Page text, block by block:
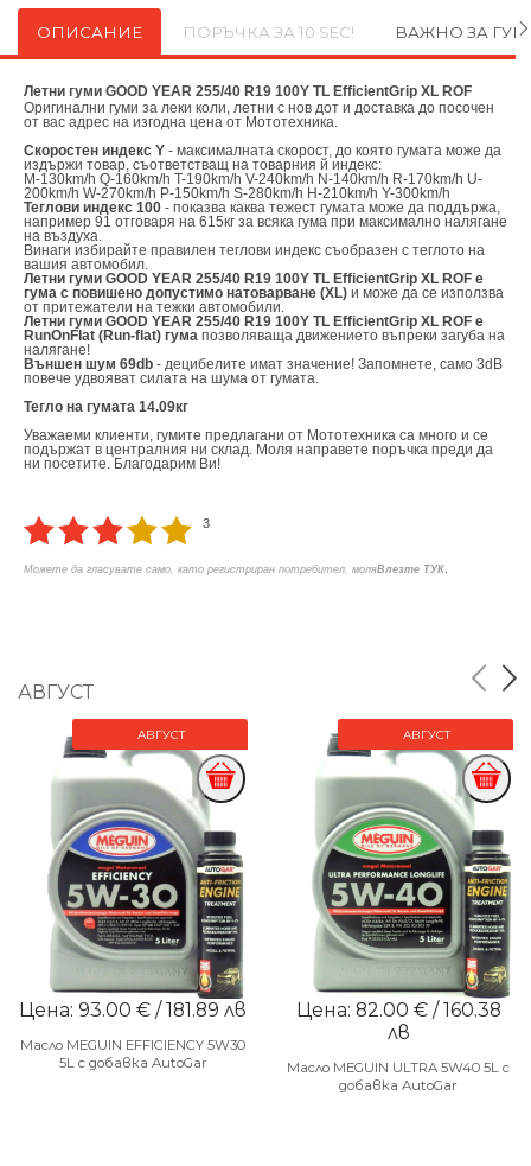
ОПИСАНИЕ ПОРЪЧКА ЗА 10 SEC! ВАЖНО ЗА
Летни гуми GOOD YEAR 255/40 R19 100Y TL EfficientGrip XL ROF
Оригинални гуми за леки коли, летни с нов дот и доставка до посочен
от вас адрес на изгодна цена от Мототехника.
Скоростен индекс Y - максималната скорост, до която гумата може да
издържи товар, съответстващ на товарния й индекс:
M-130km/h Q-160km/h T-190km/h V-240km/h N-140km/h R-170km/h U-
200km/h W-270km/h P-150km/h S-280km/h H-210km/h Y-300km/h
Теглови индекс 100 - показва каква тежест гумата може да поддържа,
например 91 отговаря на 615кг за всяка гума при максимално налягане
на въздуха.
Винаги избирайте правилен теглови индекс съобразен с теглото на
вашия автомобил.
Летни гуми GOOD YEAR 255/40 R19 100Y TL EfficientGrip XL ROF е
гума с повишено допустимо натоварване (XL) и може да се използва
от притежатели на тежки автомобили.
Летни гуми GOOD YEAR 255/40 R19 100Y TL EfficientGrip XL ROF е
RunOnFlat (Run-flat) гума позволяваща движението въпреки загуба на
налягане!
Външен шум 69db - децибелите имат значение! Запомнете, само 3dB
повече удвояват силата на шума от гумата.
Тегло на гумата 14.09кг
Уважаеми клиенти, гумите предлагани от Мототехника са много и се
подържат в централния ни склад. Моля направете поръчка преди да
ни посетите. Благодарим Ви!
3
Можете да гласувате само, като регистриран потребител, моляВлезте ТУК
АВГУСТ
АВГУСТ
Цена: 93.00 € / 181.89 лв
Масло MEGUIN EFFICIENCY 5W30
5L с добавка AutoGar
АВГУСТ
Цена: 82.00 € / 160.38
лв
Масло MEGUIN ULTRA 5W40 5L с
добавка AutoGar